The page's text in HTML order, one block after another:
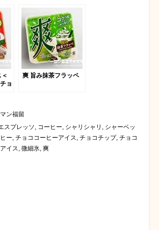
ョ
爽 旨み抹茶フラッペ
ン福留
スプレッソ, コーヒー, シャリシャリ , シャーベッ
ー, チョココーヒーアイス, チョコチップ, チョコ
イス, 微細氷, 爽